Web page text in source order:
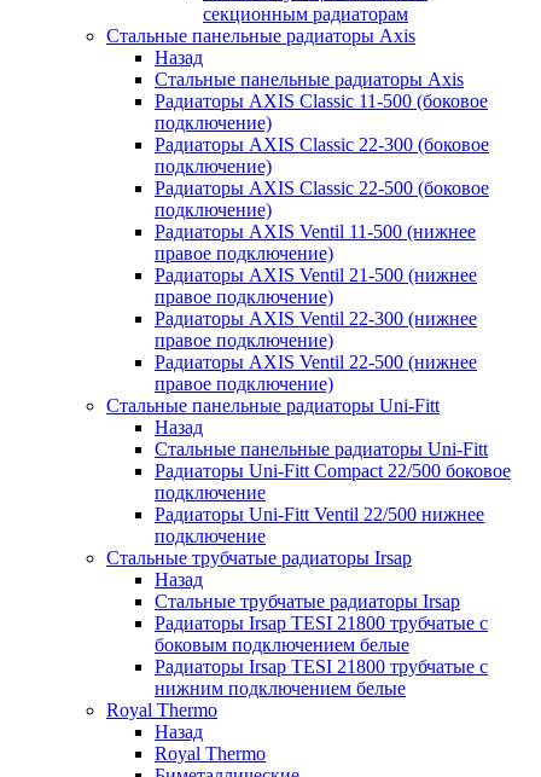
секционным радиаторам
Стальные панельные радиаторы Axis
Назад
Стальные панельные радиаторы Axis
Радиаторы AXIS Classic 11-500 (боковое
подключение)
Радиаторы AXIS Classic 22-300 (боковое
подключение)
Радиаторы AXIS Classic 22-500 (боковое
подключение)
Радиаторы AXIS Ventil 11-500 (нижнее
правое подключение)
Радиаторы AXIS Ventil 21-500 (нижнее
правое подключение)
Радиаторы AXIS Ventil 22-300 (нижнее
правое подключение)
Радиаторы AXIS Ventil 22-500 (нижнее
правое подключение)
Стальные панельные радиаторы Uni-Fitt
Назад
Стальные панельные радиаторы Uni-Fitt
Радиаторы Uni-Fitt Compact 22/500 боковое
подключение
Радиаторы Uni-Fitt Ventil 22/500 нижнее
подключение
Стальные трубчатые радиаторы Irsap
Назад
Стальные трубчатые радиаторы Irsap
Радиаторы Irsap TESI 21800 трубчатые с
боковым подключением белые
Радиаторы Irsap TESI 21800 трубчатые с
нижним подключением белые
Royal Thermo
Назад
Royal Thermo